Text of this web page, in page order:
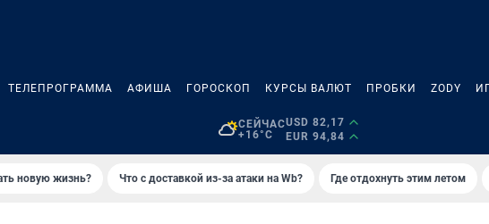
ТЕЛЕПРОГРАММА АФИША ГОРОСКОП КУРСЫ ВАЛЮТ ПРОБКИ ZODY
СЕЙЧАС
+16°C
USD 82,17
EUR 94,84
новую жизнь? Что с доставкой из-за атаки на Wb? Где отдохнуть этим летом